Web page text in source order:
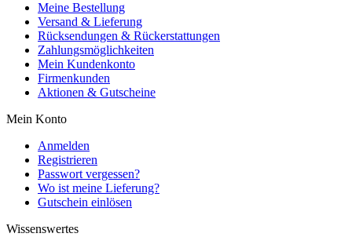
Meine Bestellung
Versand & Lieferung
Rücksendungen & Rückerstattungen
Zahlungsmöglichkeiten
Mein Kundenkonto
Firmenkunden
Aktionen & Gutscheine
Mein Konto
Anmelden
Registrieren
Passwort vergessen?
Wo ist meine Lieferung?
Gutschein einlösen
Wissenswertes